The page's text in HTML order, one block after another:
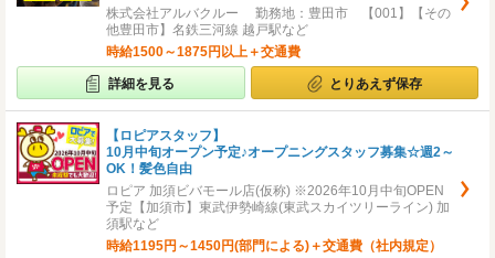
株式会社アルバクルー 勤務地：豊田市 【001】【その
他豊田市】名鉄三河線 越戸駅など
時給1500～1875円以上＋交通費
詳細を見る とりあえず保存
【ロピアスタッフ】
10月中旬オープン予定♪オープニングスタッフ募集☆週2～
OK！髪色自由
ロピア 加須ビバモール店(仮称) ※2026年10月中旬OPEN
予定【加須市】東武伊勢崎線(東武スカイツリーライン) 加
須駅など
時給1195円～1450円(部門による)＋交通費（社内規定）